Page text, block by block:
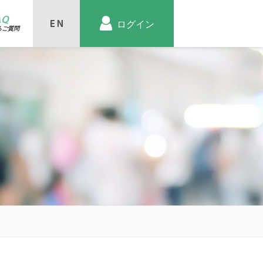
ログイン
ご質問